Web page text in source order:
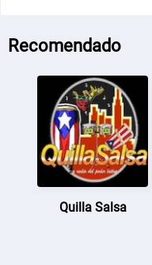
Recomendado
Quilla Salsa